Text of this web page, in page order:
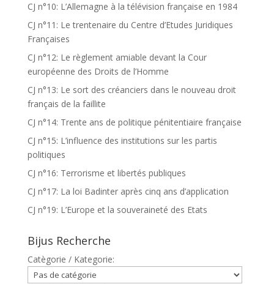
CJ n°10: L’Allemagne à la télévision française en 1984
CJ n°11: Le trentenaire du Centre d’Etudes Juridiques
Françaises
CJ n°12: Le règlement amiable devant la Cour
européenne des Droits de l’Homme
CJ n°13: Le sort des créanciers dans le nouveau droit
français de la faillite
CJ n°14: Trente ans de politique pénitentiaire française
CJ n°15: L’influence des institutions sur les partis
politiques
CJ n°16: Terrorisme et libertés publiques
CJ n°17: La loi Badinter après cinq ans d’application
CJ n°19: L’Europe et la souveraineté des Etats
Bijus Recherche
Catègorie / Kategorie: